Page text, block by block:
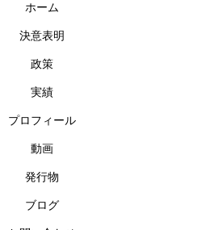
ホーム
決意表明
政策
実績
プロフィール
動画
発行物
ブログ